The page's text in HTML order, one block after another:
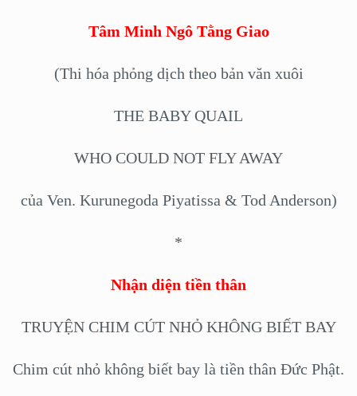
Tâm Minh Ngô Tằng Giao
(Thi hóa phỏng dịch theo bản văn xuôi
THE BABY QUAIL
WHO COULD NOT FLY AWAY
của Ven. Kurunegoda Piyatissa & Tod Anderson)
*
Nhận diện tiền thân
TRUYỆN CHIM CÚT NHỎ KHÔNG BIẾT BAY
Chim cút nhỏ không biết bay là tiền thân Đức Phật.